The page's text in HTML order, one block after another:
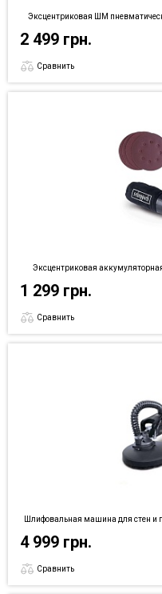
Эксцентриковая ШМ
2 499 грн.
Сравнить
Эксцентриковая
1 299 грн.
Сравнить
Шлифовальная машина для стен и
4 999 грн.
Сравнить